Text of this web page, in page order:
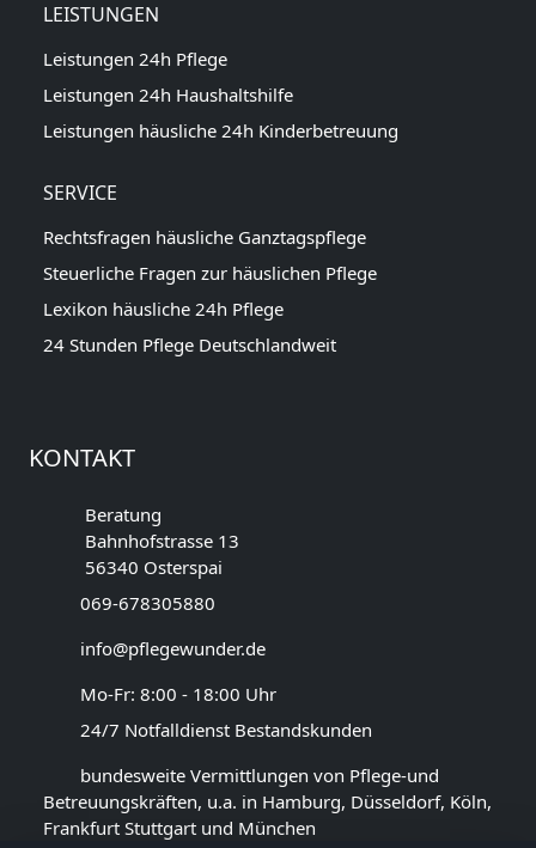
LEISTUNGEN
Leistungen 24h Pflege
Leistungen 24h Haushaltshilfe
Leistungen häusliche 24h Kinderbetreuung
SERVICE
Rechtsfragen häusliche Ganztagspflege
Steuerliche Fragen zur häuslichen Pflege
Lexikon häusliche 24h Pflege
24 Stunden Pflege Deutschlandweit
KONTAKT
Beratung
Bahnhofstrasse 13
56340 Osterspai
069-678305880
info@pflegewunder.de
Mo-Fr: 8:00 - 18:00 Uhr
24/7 Notfalldienst Bestandskunden
bundesweite Vermittlungen von Pflege-und
Betreuungskräften, u.a. in Hamburg, Düsseldorf, Köln,
Frankfurt Stuttgart und München